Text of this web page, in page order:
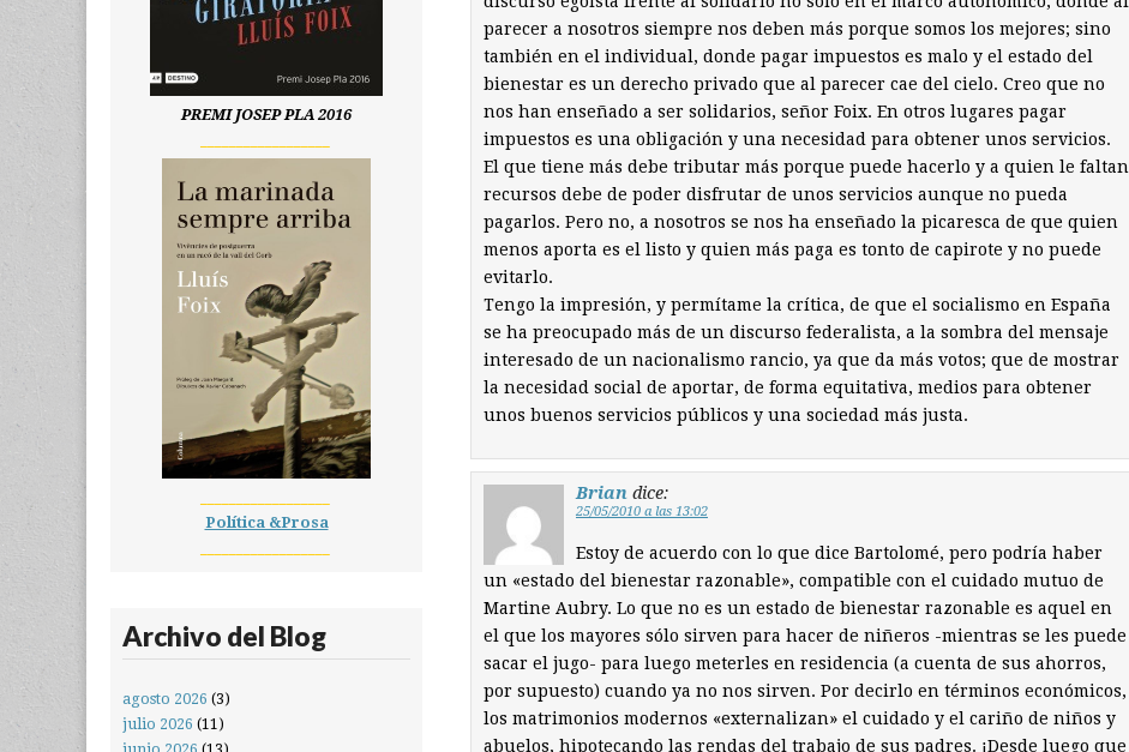
parecer a nosotros siempre nos deben más porque somos los mejores; sino
también en el individual, donde pagar impuestos es malo y el estado del
bienestar es un derecho privado que al parecer cae del cielo. Creo que no
nos han enseñado a ser solidarios, señor Foix. En otros lugares pagar
impuestos es una obligación y una necesidad para obtener unos servicios.
El que tiene más debe tributar más porque puede hacerlo y a quien le faltan
recursos debe de poder disfrutar de unos servicios aunque no pueda
pagarlos. Pero no, a nosotros se nos ha enseñado la picaresca de que quien
menos aporta es el listo y quien más paga es tonto de capirote y no puede
evitarlo.
Tengo la impresión, y permítame la crítica, de que el socialismo en España
se ha preocupado más de un discurso federalista, a la sombra del mensaje
interesado de un nacionalismo rancio, ya que da más votos; que de mostrar
la necesidad social de aportar, de forma equitativa, medios para obtener
unos buenos servicios públicos y una sociedad más justa.
Brian dice:
25/05/2010 a las 13:02
Estoy de acuerdo con lo que dice Bartolomé, pero podría haber
un «estado del bienestar razonable», compatible con el cuidado mutuo de
Martine Aubry. Lo que no es un estado de bienestar razonable es aquel en
el que los mayores sólo sirven para hacer de niñeros -mientras se les puede
sacar el jugo- para luego meterles en residencia (a cuenta de sus ahorros,
por supuesto) cuando ya no nos sirven. Por decirlo en términos económicos,
los matrimonios modernos «externalizan» el cuidado y el cariño de niños y
abuelos, hipotecando las rendas del trabajo de sus padres. ¡Desde luego que
PREMI JOSEP PLA 2016
Política &Prosa
Archivo del Blog
agosto 2026 (3)
julio 2026 (11)